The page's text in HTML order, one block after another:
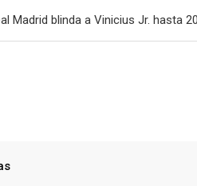
descarta renunciar y defenderá su